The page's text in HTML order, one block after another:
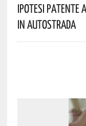
Ipotesi Patente
In Autostrada